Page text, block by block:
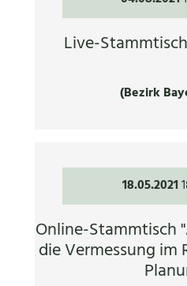
Live-
(Bezirk
18.05.2021
Online-Stammtisch
die Vermessung im